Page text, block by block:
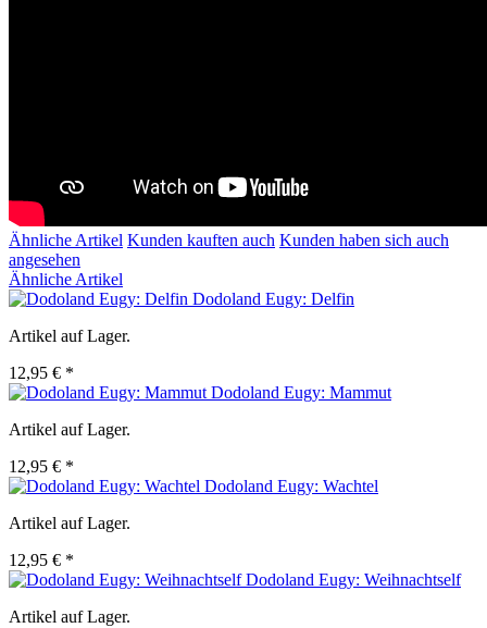
Ähnliche Artikel Kunden kauften auch Kunden haben sich auch
angesehen
Ähnliche Artikel
Dodoland Eugy: Delfin
Artikel auf Lager.
12,95 € *
Dodoland Eugy: Mammut
Artikel auf Lager.
12,95 € *
Dodoland Eugy: Wachtel
Artikel auf Lager.
12,95 € *
Dodoland Eugy: Weihnachtself
Artikel auf Lager.